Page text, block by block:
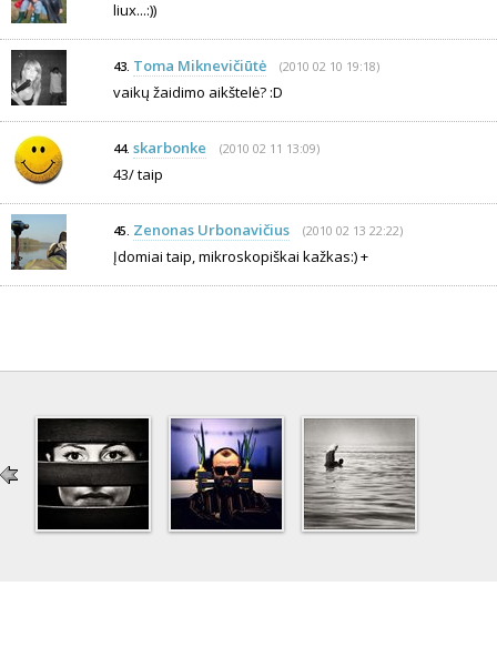
liux...:))
43. Toma Miknevičiūtė (2010 02 10 19:18)
vaikų žaidimo aikštelė? :D
44. skarbonke (2010 02 11 13:09)
43/ taip
45. Zenonas Urbonavičius (2010 02 13 22:22)
Įdomiai taip, mikroskopiškai kažkas:) +